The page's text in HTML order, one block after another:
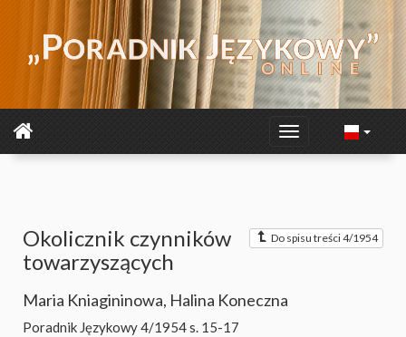
Do spisu treści 4/1954
Okolicznik czynników
towarzyszących
Maria Kniagininowa, Halina Koneczna
Poradnik Językowy 4/1954s. 15-17